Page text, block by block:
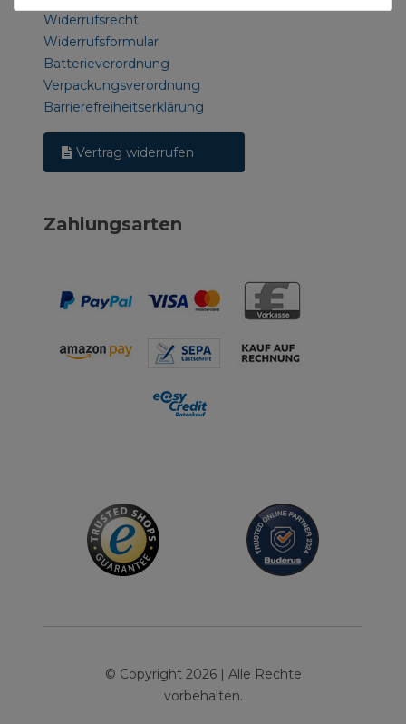
Widerrufsrecht
Widerrufsformular
Batterieverordnung
Verpackungsverordnung
Barrierefreiheitserklärung
Vertrag widerrufen
Zahlungsarten
© Copyright 2026 | Alle Rechte
vorbehalten.